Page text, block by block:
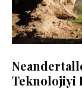
Teknolojiyi